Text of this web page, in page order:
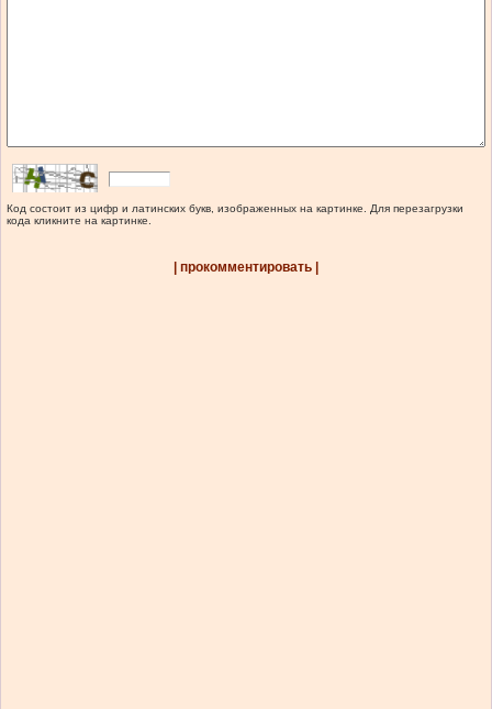
Код состоит из цифр и латинских букв, изображенных на картинке. Для перезагрузки
кода кликните на картинке.
| прокомментировать |